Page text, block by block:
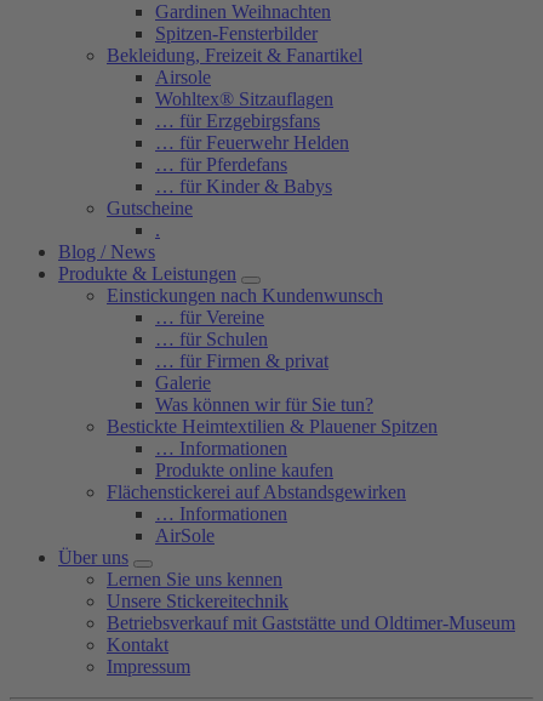
Gardinen Weihnachten
Spitzen-Fensterbilder
Bekleidung, Freizeit & Fanartikel
Airsole
Wohltex® Sitzauflagen
… für Erzgebirgsfans
… für Feuerwehr Helden
… für Pferdefans
… für Kinder & Babys
Gutscheine
.
Blog / News
Produkte & Leistungen
Einstickungen nach Kundenwunsch
… für Vereine
… für Schulen
… für Firmen & privat
Galerie
Was können wir für Sie tun?
Bestickte Heimtextilien & Plauener Spitzen
… Informationen
Produkte online kaufen
Flächenstickerei auf Abstandsgewirken
… Informationen
AirSole
Über uns
Lernen Sie uns kennen
Unsere Stickereitechnik
Betriebsverkauf mit Gaststätte und Oldtimer-Museum
Kontakt
Impressum